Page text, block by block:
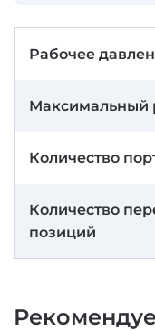
Рабочее
Максимальный
Количество
Количество
позиций